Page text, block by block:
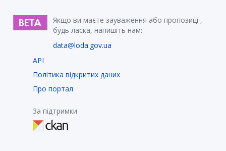
Якщо ви маєте зауваження або пропозиції,
будь ласка, напишіть нам:
data@loda.gov.ua
API
Політика відкритих даних
Про портал
За підтримки